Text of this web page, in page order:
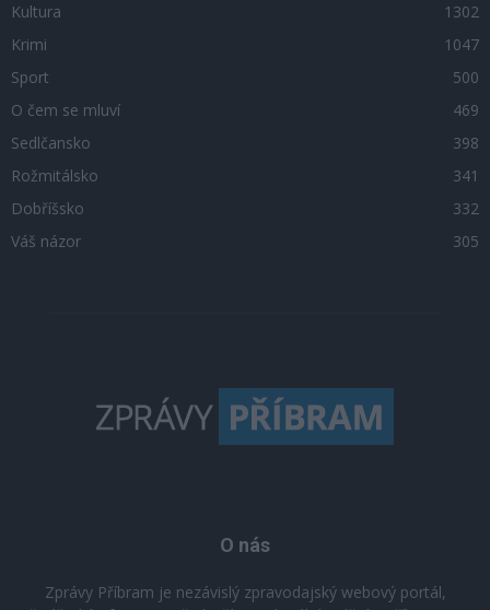
Kultura
1302
Krimi
1047
Sport
500
O čem se mluví
469
Sedlčansko
398
Rožmitálsko
341
Dobříšsko
332
Váš názor
305
O nás
Zprávy Příbram je nezávislý zpravodajský webový portál,